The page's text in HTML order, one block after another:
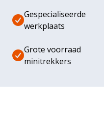
Gespecialiseerde
werkplaats
Grote voorraad
minitrekkers